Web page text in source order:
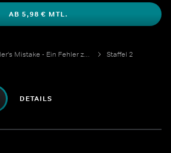
AB 5,98 € MTL.
A Killer's Mistake - Ein Fehler zu viel
Staffel 2
DETAILS